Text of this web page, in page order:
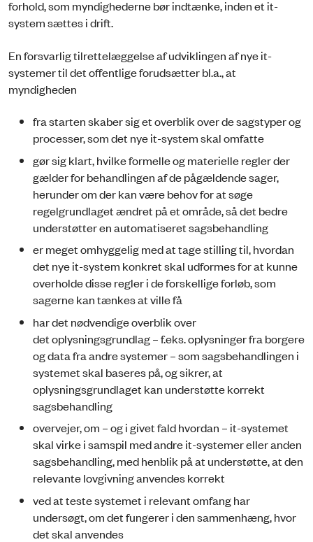
forhold, som myndighederne bør indtænke, inden et it-
system sættes i drift.
En forsvarlig tilrettelæggelse af udviklingen af nye it-
systemer til det offentlige forudsætter bl.a., at
myndigheden
fra starten skaber sig et overblik over de sagstyper og
processer, som det nye it-system skal omfatte
gør sig klart, hvilke formelle og materielle regler der
gælder for behandlingen af de pågældende sager,
herunder om der kan være behov for at søge
regelgrundlaget ændret på et område, så det bedre
understøtter en automatiseret sagsbehandling
er meget omhyggelig med at tage stilling til, hvordan
det nye it-system konkret skal udformes for at kunne
overholde disse regler i de forskellige forløb, som
sagerne kan tænkes at ville få
har det nødvendige overblik over
det oplysningsgrundlag – f.eks. oplysninger fra borgere
og data fra andre systemer – som sagsbehandlingen i
systemet skal baseres på, og sikrer, at
oplysningsgrundlaget kan understøtte korrekt
sagsbehandling
overvejer, om – og i givet fald hvordan – it-systemet
skal virke i samspil med andre it-systemer eller anden
sagsbehandling, med henblik på at understøtte, at den
relevante lovgivning anvendes korrekt
ved at teste systemet i relevant omfang har
undersøgt, om det fungerer i den sammenhæng, hvor
det skal anvendes